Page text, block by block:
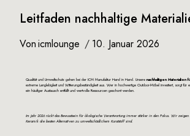
Leitfaden nachhaltige
Vonicmlounge 10. Januar 2026
Qualität und Umweltschutz gehen bei der ICM Manufaktur Hand in Hand. Unsere nachhaltigen Materialien
extreme Langlebigkeit und Witterungsbeständigkeit aus. Wer in hochwertige Outdoor-Möbel investiert, sorgt für
ein häufiger Austausch entfällt und wertvolle Ressourcen geschont werden.
Im Jahr 2026 rückt das Bewusstsein für ökologische Verantwortung immer stärker in den Fokus. Wir
Keramik die besten Alternativen zu umweltschädlichem Kunststoff sind.